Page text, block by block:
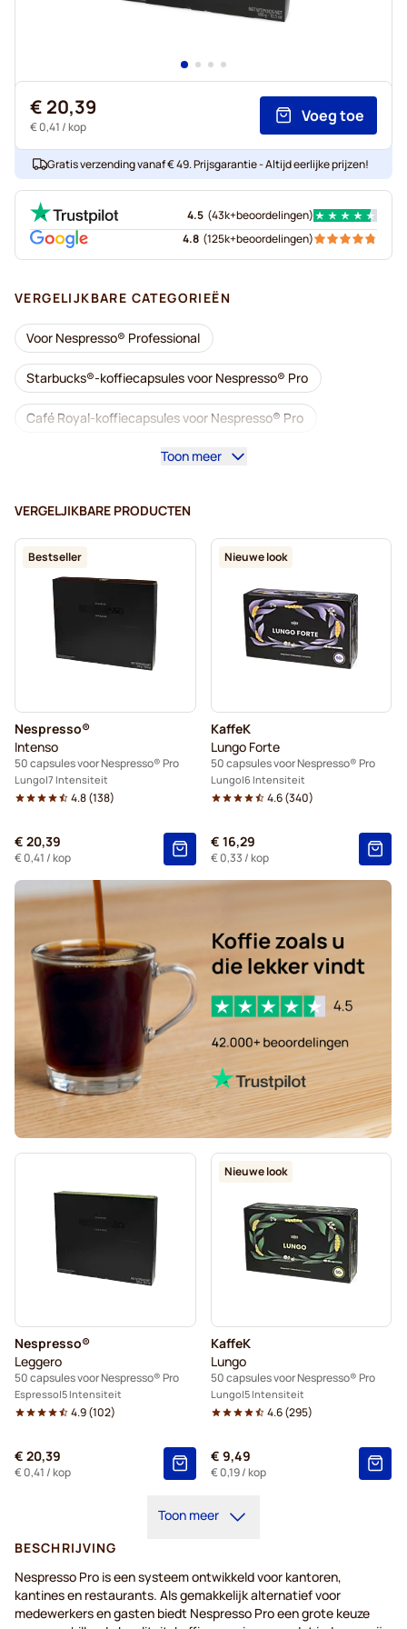
€ 20,39
€ 0,41 / kop
Voeg toe
Gratis verzending vanaf € 49. Prijsgarantie - Altijd eerlijke prijzen!
4.5 (43k+beoordelingen)
4.8 (125k+beoordelingen)
VERGELIJKBARE CATEGORIEËN
Voor Nespresso® Professional
Starbucks®-koffiecapsules voor Nespresso® Pro
Café Royal-koffiecapsules voor Nespresso® Pro
Koffiemachines voor Nespresso® Professional
Cafeïnevrije koffie voor Nespresso® Pro
Ontkalkings- en reinigingsproducten voor Nespresso® Pro
Capsules voor Nespresso® Pro
Gimoko-koffiecapsules voor Nespresso® Pro
Kaffekapslen voor Nespresso® Professional
Toon meer
VERGELJIKBARE PRODUCTEN
Bestseller
Nespresso®
Intenso
50 capsules voor Nespresso® Pro
Lungo 7 Intensiteit
4.8(138)
€ 20,39
€ 0,41 / kop
Nieuwe look
KaffeK
Lungo Forte
50 capsules voor Nespresso® Pro
Lungo 6 Intensiteit
4.6(340)
€ 16,29
€ 0,33 / kop
Nespresso®
Leggero
50 capsules voor Nespresso® Pro
Espresso 5 Intensiteit
4.9(102)
€ 20,39
€ 0,41 / kop
Nieuwe look
KaffeK
Lungo
50 capsules voor Nespresso® Pro
Lungo 5 Intensiteit
4.6(295)
€ 9,49
€ 0,19/ kop
Toon meer
BESCHRIJVING
Nespresso Pro is een systeem ontwikkeld voor kantoren,
kantines en restaurants. Als gemakkelijk alternatief voor
medewerkers en gasten biedt Nespresso Pro een grote keuze